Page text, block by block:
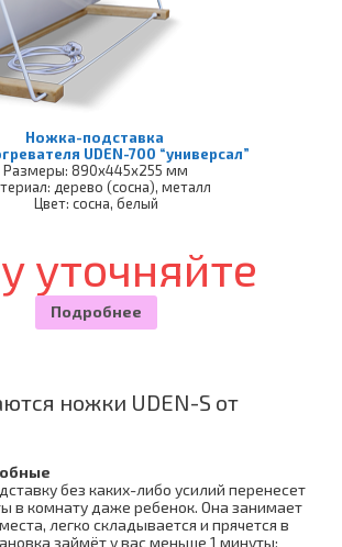
Ножка-подставка
UDEN-700 “универсал”
Размеры: 890х445х255 мм
дерево (сосна), металл
Цвет: сосна, белый
уточняйте
Подробнее
ножки UDEN-S от
без каких-либо усилий перенесет
в комнату даже ребенок. Она занимает
легко складывается и прячется в
займёт у вас меньше 1 минуты: